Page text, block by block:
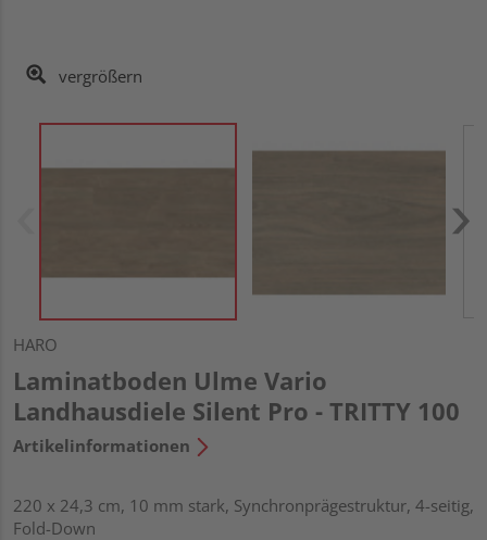
vergrößern
HARO
Laminatboden Ulme Vario
Landhausdiele Silent Pro - TRITTY 100
Artikelinformationen
220 x 24,3 cm, 10 mm stark, Synchronprägestruktur, 4-seitig,
Fold-Down